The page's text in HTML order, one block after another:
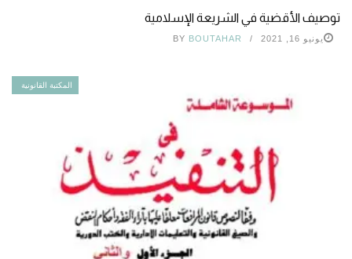
توصيف الأقضية في الشريعة الإسلامية
يونيو 16, 2021 BY BOUTAHAR
المكتبة القانونية